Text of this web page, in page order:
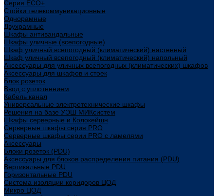
Серия ECO+
Стойки телекоммуникационные
Однорамные
Двухрамные
Шкафы антивандальные
Шкафы уличные (всепогодные)
Шкаф уличный всепогодный (климатический) настенный
Шкаф уличный всепогодный (климатический) напольный
Аксессуары для уличных всепогодных (климатических) шкафов
Аксессуары для шкафов и стоек
Блок розеток
Ввод с уплотнением
Кабель канал
Универсальные электротехнические шкафы
Решения на базе УЭШ МИКсистем
Шкафы серверные и Колокейшн
Серверные шкафы серия PRO
Серверные шкафы серии PRO с ламелями
Аксессуары
Блоки розеток (PDU)
Аксессуары для блоков распределения питания (PDU)
Вертикальные PDU
Горизонтальные PDU
Система изоляции коридоров ЦОД
Микро ЦОД